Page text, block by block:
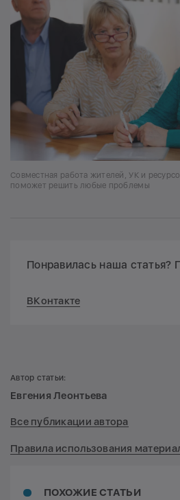
Совместная работа жителей, УК и
поможет решить любые проблемы
Понравилась наша статья?
ВКонтакте
ПОХОЖИЕ СТАТЬИ
Автор статьи:
Евгения Леонтьева
Все публикации автора
Правила использования